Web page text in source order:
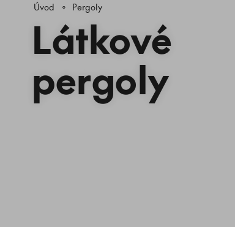
Úvod Pergoly
Látkové
pergoly